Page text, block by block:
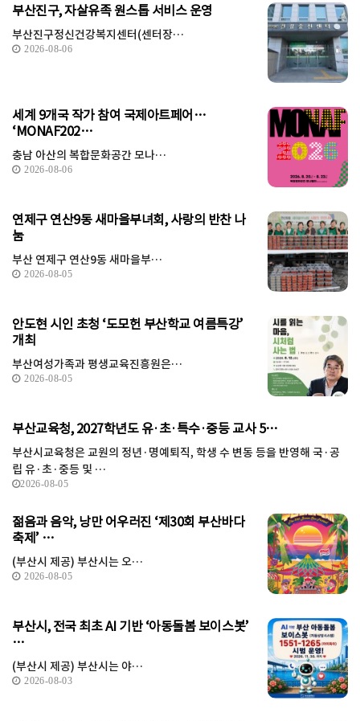
부산진구, 자살유족 원스톱 서비스 운영
부산진구정신건강복지센터(센터장…
2026-08-06
세계 9개국 작가 참여 국제아트페어…
‘MONAF202…
충남 아산의 복합문화공간 모나…
2026-08-06
연제구 연산9동 새마을부녀회, 사랑의 반찬 나
눔
부산 연제구 연산9동 새마을부…
2026-08-05
안도현 시인 초청 ‘도모헌 부산학교 여름특강’
개최
부산여성가족과 평생교육진흥원은…
2026-08-05
부산교육청, 2027학년도 유·초·특수·중등 교사 5…
부산시교육청은 교원의 정년·명예퇴직, 학생 수 변동 등을 반영해 국·공
립 유·초·중등 및 …
2026-08-05
젊음과 음악, 낭만 어우러진 ‘제30회 부산바다
축제’ …
(부산시 제공) 부산시는 오…
2026-08-05
부산시, 전국 최초 AI 기반 ‘아동돌봄 보이스봇’
…
(부산시 제공) 부산시는 야…
2026-08-03